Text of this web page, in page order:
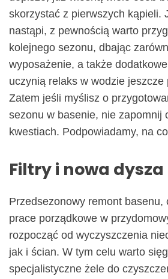
skorzystać z pierwszych kąpieli.
nastąpi, z pewnością warto
kolejnego sezonu, dbając
wyposażenie, a także
uczynią relaks w wodzie jeszcze
Zatem jeśli myślisz o
sezonu w basenie, nie zapomnij
kwestiach. Podpowiadamy, na
Filtry i nowa
Przedsezonowy remont basenu,
prace porządkowe w
rozpocząć od wyczyszczenia
jak i ścian. W tym celu warto
specjalistyczne żele do